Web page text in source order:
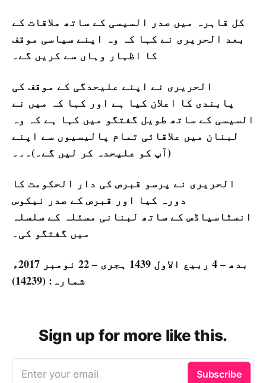
کل قاہرہ میں صدر السیسی کے ساتھ ملاقات کے
بعد الحریری نے کہا کہ وہ اپنے سیاسی موقف
کا اظہار وہاں سے کریں گے۔
الحریری نے اپنے علیحدگی کے موقف کی
پابندی کا اعلان کیا ہے اور کہا کہ میں نے
السیسی کے ساتھ طویل گفتگو میں کہا ہے کہ وہ
لبنان میں علاقائی تمام پالیسیوں سے اپنے
آپ کو علیحدہ کر لیں گے۔)۔۔۔)
الحریری نے پرسو قبرص کی دار الحکومت کا
دورہ کیا اور قبرص کے صدر نیکوس
انسٹاسیاڈس کے ساتھ لبنانی مسئلہ کے سلسلہ
میں گفتگو کی۔
بدھ – 4 ربيع الاول 1439 ہجری – 22 نومبر 2017ء
شمارہ: (14239)
Sign up for more like this.
Enter your email Subscribe